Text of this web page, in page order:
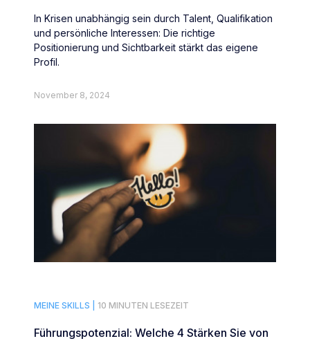
In Krisen unabhängig sein durch Talent, Qualifikation
und persönliche Interessen: Die richtige
Positionierung und Sichtbarkeit stärkt das eigene
Profil.
November 8, 2024
MEINE SKILLS | 10 MINUTEN LESEZEIT
Führungspotenzial: Welche 4 Stärken Sie von